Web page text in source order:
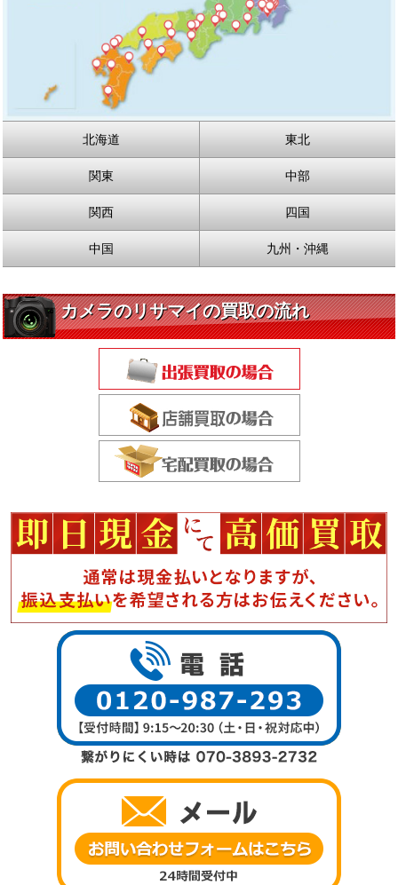
北海道 東北
関東 中部
関西 四国
中国 九州・沖縄